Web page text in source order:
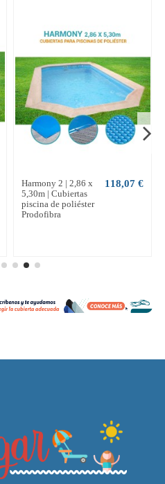
Harmony 2 | 2,86 x
5,30m | Cubiertas
piscina de poliéster
Prodofibra
118,07 €